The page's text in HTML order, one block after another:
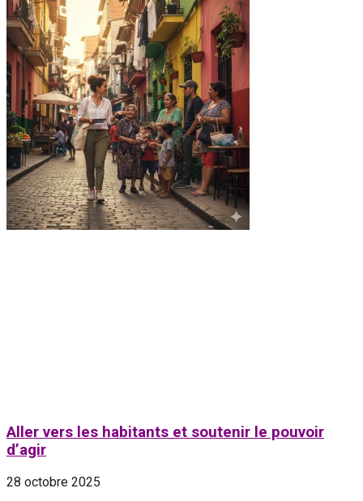
Aller vers les habitants et soutenir le pouvoir
d’agir
28 octobre 2025